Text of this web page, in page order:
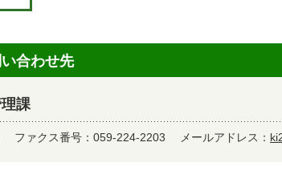
合わせ先
課
ファクス番号：059-224-2203 メールアドレス：